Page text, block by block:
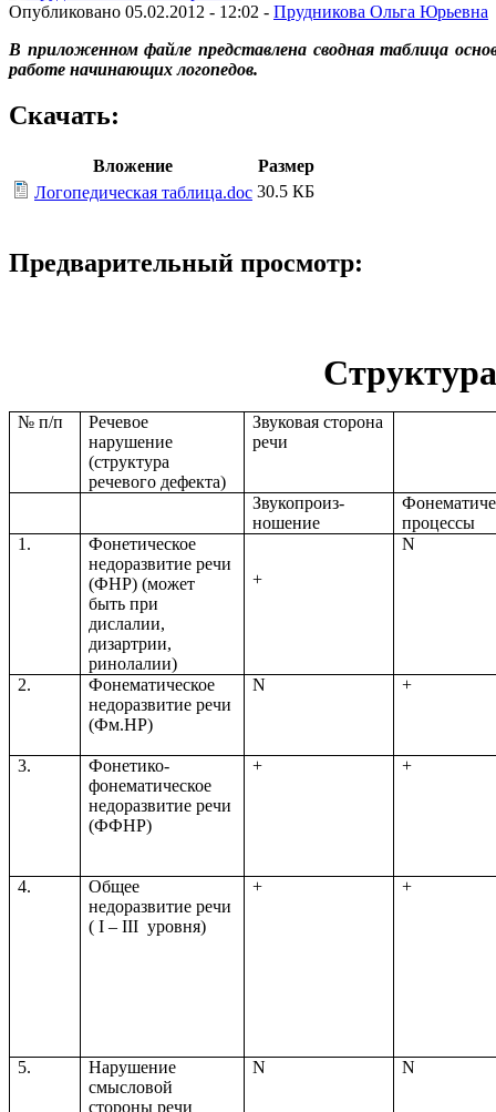
Опубликовано 05.02.2012 - 12:02 - Прудникова Ольга Юрьевна
В приложенном файле представлена сводная таблица
работе начинающих логопедов.
Скачать:
Вложение
Размер
Логопедическая таблица.doc 30.5 КБ
Предварительный просмотр:
№ п/п
Речевое
нарушение
(структура
речевого дефекта)
Звуковая сторона
речи
Звукопроиз-
ношение
процессы
1.
Фонетическое
недоразвитие речи
(ФНР) (может
быть при
дислалии,
дизартрии,
ринолалии)
+
N
2.
Фонематическое
недоразвитие речи
(Фм.НР)
N +
3.
Фонетико-
фонематическое
недоразвитие речи
(ФФНР)
+ +
4.
Общее
недоразвитие речи
( I – III уровня)
+ +
5.
Нарушение
смысловой
стороны речи
N N